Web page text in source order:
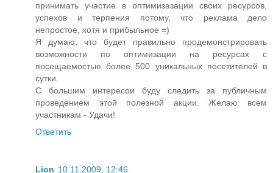
принимать участие в оптимизазации своих ресурсов,
успехов и терпения потому, что реклама дело
непростое, хотя и прибыльное =)
Я думаю, что будет правильно продемонстрировать
возможности по оптимизации на ресурсах с
посещаемостью более 500 уникальных посетителей в
сутки.
С большим интересои буду следить за публичным
проведением этой полезной акции. Желаю всем
участникам - Удачи!
Ответить
Lion 10.11.2009, 12:46